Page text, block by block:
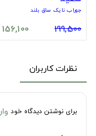
جوراب نایک ساق بلند
199,500
156,100
نظرات کاربران
برای نوشتن دیدگاه خود